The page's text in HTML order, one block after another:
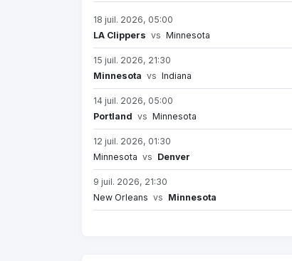
18 juil. 2026, 05:00
LA Clippers vs Minnesota
15 juil. 2026, 21:30
Minnesota vs Indiana
14 juil. 2026, 05:00
Portland vs Minnesota
12 juil. 2026, 01:30
Minnesota vs Denver
9 juil. 2026, 21:30
New Orleans vs Minnesota